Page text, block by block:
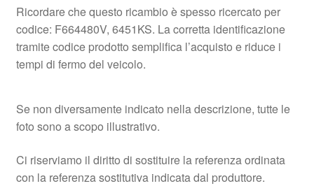
Ricordare che questo ricambio è spesso ricercato per
codice: F664480V, 6451KS. La corretta identificazione
tramite codice prodotto semplifica l’acquisto e riduce i
tempi di fermo del veicolo.
Se non diversamente indicato nella descrizione, tutte le
foto sono a scopo illustrativo.
Ci riserviamo il diritto di sostituire la referenza ordinata
con la referenza sostitutiva indicata dal produttore.